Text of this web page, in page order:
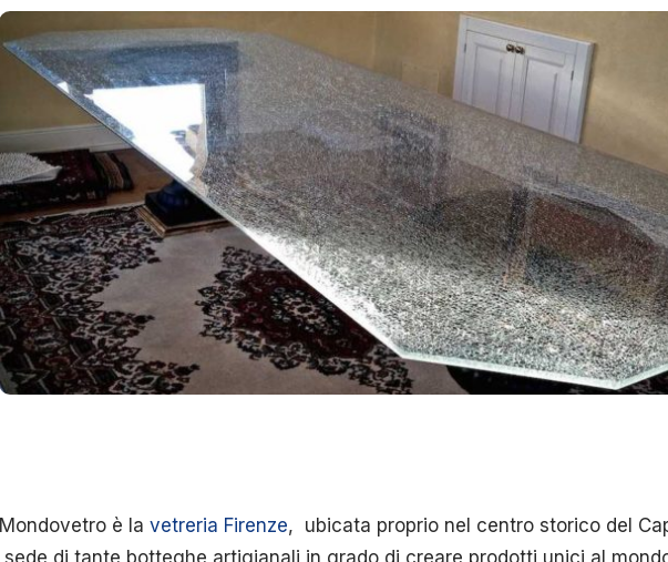
Mondovetro è la vetreria Firenze, ubicata proprio nel centro storico del